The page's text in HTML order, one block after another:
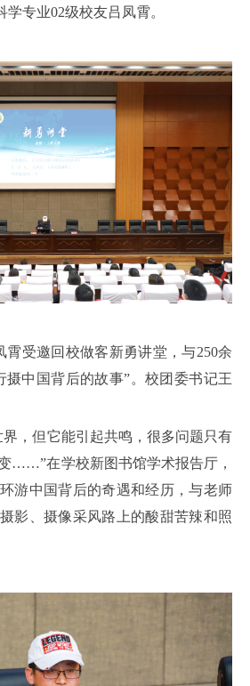
学专业02级校友吕凤霄。
受邀回校做客新勇讲堂，与250余
摄中国背后的故事”。校团委书记王
，但它能引起共鸣，很多问题只有
……”在学校新图书馆学术报告厅，
游中国背后的奇遇和经历，与老师
影、摄像采风路上的酸甜苦辣和照